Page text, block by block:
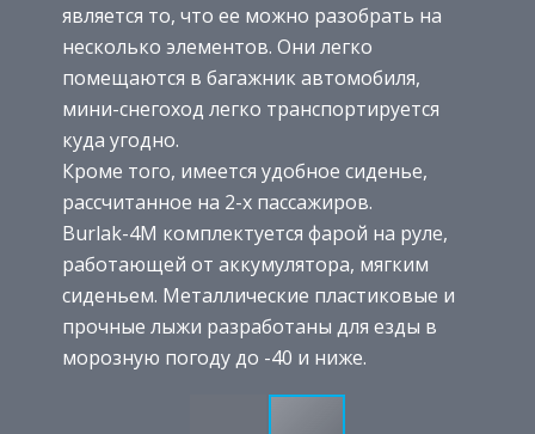
является то, что ее можно разобрать на
несколько элементов. Они легко
помещаются в багажник автомобиля,
мини-снегоход легко транспортируется
куда угодно.
Кроме того, имеется удобное сиденье,
рассчитанное на 2-х пассажиров.
Burlak-4M комплектуется фарой на руле,
работающей от аккумулятора, мягким
сиденьем. Металлические пластиковые и
прочные лыжи разработаны для езды в
морозную погоду до -40 и ниже.